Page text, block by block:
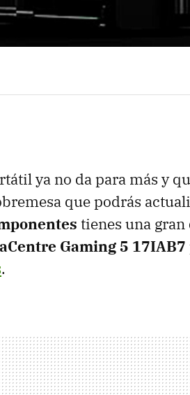
ya no da para más y
que podrás
tienes una
Gaming 5 17IAB7
.